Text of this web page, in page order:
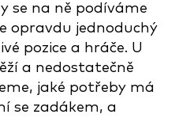
se na ně podíváme
opravdu jednoduchý
pozice a hráče. U
a nedostatečně
jaké potřeby má
se zadákem, a